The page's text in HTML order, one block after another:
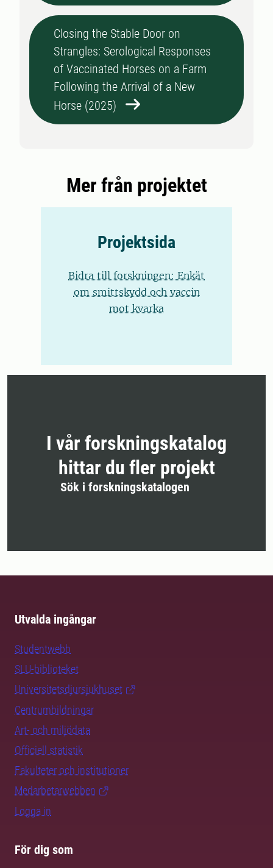
Closing the Stable Door on
Strangles: Serological Responses
of Vaccinated Horses on a Farm
Following the Arrival of a New
Horse (2025)
Mer från projektet
Projektsida
Bidra till forskningen: Enkät
om smittskydd och vaccin
mot kvarka
I vår forskningskatalog
hittar du fler projekt
Sök i forskningskatalogen
Utvalda ingångar
Studentwebb
SLU-biblioteket
Universitetsdjursjukhuset
Centrumbildningar
Art- och miljödata
Officiell statistik
Fakulteter och institutioner
Medarbetarwebben
Logga in
För dig som